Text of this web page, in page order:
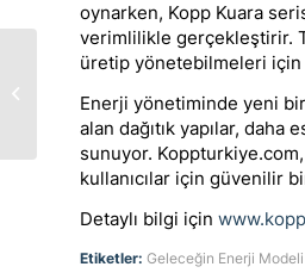
oynarken, Kopp Kuara
verimlilikle gerçekleştirir.
üretip yönetebilmeleri için
Enerji yönetiminde yeni
alan dağıtık yapılar,
sunuyor.
kullanıcılar için güvenilir
Detaylı bilgi için
Etiketler: Geleceğin Enerji Modeli
Evinize Yön Veren
ile Akıllı Enerji
Dönüşümü